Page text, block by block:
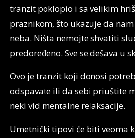
tranzit poklopio i sa velikim
praznikom, što ukazuje da
neba. Ništa nemojte shvatiti
predoređeno. Sve se dešava u
Ovo je tranzit koji donosi
odspavate ili da sebi priuštite
neki vid mentalne relaksacije.
Umetnički tipovi će biti veoma